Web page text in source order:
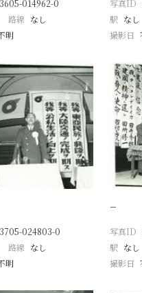
3605-014962-0
路線 なし
明
写真ID
駅 なし
撮影日
3705-024803-0
路線 なし
明
−
写真ID
駅 なし
撮影日